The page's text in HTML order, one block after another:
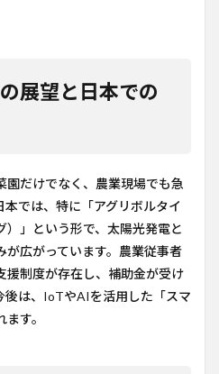
展望と日本での
園だけでなく、農業現場でも急
では、特に「アグリボルタイ
）」という形で、太陽光発電と
が広がっています。農業従事者
援制度が存在し、補助金が受け
後は、IoTやAIを活用した「スマ
す。